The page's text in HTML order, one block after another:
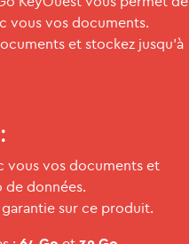
vous vos documents.
et stockez jusqu'à
vous vos documents et
de données.
sur ce produit.